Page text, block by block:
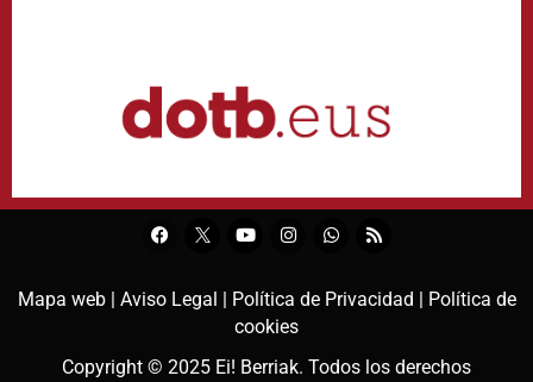
Mapa web | Aviso Legal | Política de Privacidad | Política de
cookies
Copyright © 2025 Ei! Berriak. Todos los derechos